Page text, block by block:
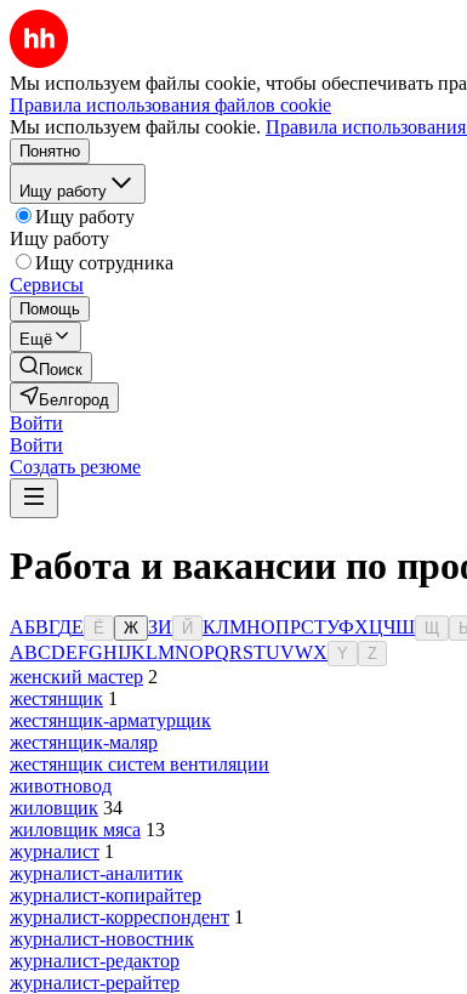
Мы используем файлы cookie, чтобы обеспечивать
Правила использования файлов cookie
Мы используем файлы cookie. Правила
Понятно
Ищу работу
Ищу работу
Ищу работу
Ищу сотрудника
Сервисы
Помощь
Ещё
Поиск
Белгород
Войти
Войти
Создать резюме
Работа и вакансии по
АБВГДЕ Ё Ж ЗИ Й КЛМНОПРСТУФХЦЧШ Ы
ABCDEFGHIJKLMNOPQRSTUVWX Y Z
женский мастер 2
жестянщик 1
жестянщик-арматурщик
жестянщик-маляр
жестянщик систем вентиляции
животновод
жиловщик 34
жиловщик мяса 13
журналист 1
журналист-аналитик
журналист-копирайтер
журналист-корреспондент 1
журналист-новостник
журналист-редактор
журналист-рерайтер